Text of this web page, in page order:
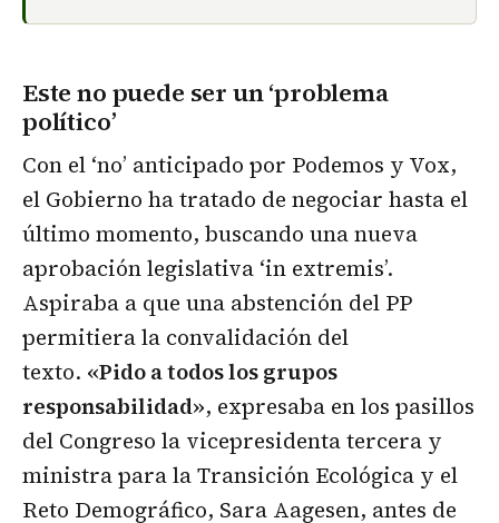
Este no puede ser un ‘problema
político’
Con el ‘no’ anticipado por Podemos y Vox,
el Gobierno ha tratado de negociar hasta el
último momento, buscando una nueva
aprobación legislativa ‘in extremis’.
Aspiraba a que una abstención del PP
permitiera la convalidación del
texto. «Pido a todos los grupos
responsabilidad», expresaba en los pasillos
del Congreso la vicepresidenta tercera y
ministra para la Transición Ecológica y el
Reto Demográfico, Sara Aagesen, antes de